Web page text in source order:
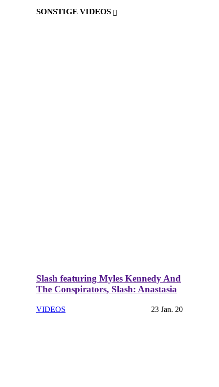
SONSTIGE VIDEOS
Slash featuring Myles Kennedy And
The Conspirators, Slash: Anastasia
VIDEOS 23 Jan. 20